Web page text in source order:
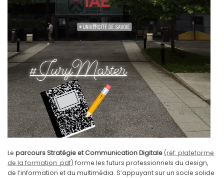
Le parcours Stratégie et Communication Digitale (réf: plateforme
de la formation .pdf) forme les futurs professionnels du design,
de l’information et du multimédia. S’appuyant sur un socle solide